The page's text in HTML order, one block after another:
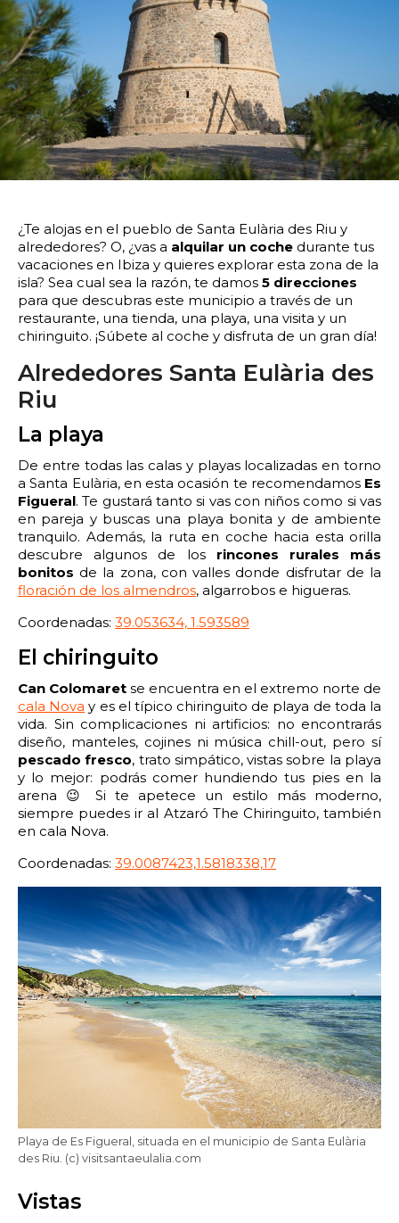
¿Te alojas en el pueblo de Santa Eulària des Riu y
alrededores? O, ¿vas a alquilar un coche durante tus
vacaciones en Ibiza y quieres explorar esta zona de la
isla? Sea cual sea la razón, te damos 5 direcciones
para que descubras este municipio a través de un
restaurante, una tienda, una playa, una visita y un
chiringuito. ¡Súbete al coche y disfruta de un gran día!
Alrededores Santa Eulària des
Riu
La playa
De entre todas las calas y playas localizadas en torno
a Santa Eulària, en esta ocasión te recomendamos Es
Figueral. Te gustará tanto si vas con niños como si vas
en pareja y buscas una playa bonita y de ambiente
tranquilo. Además, la ruta en coche hacia esta orilla
descubre algunos de los rincones rurales más
bonitos de la zona, con valles donde disfrutar de la
floración de los almendros, algarrobos e higueras.
Coordenadas: 39.053634, 1.593589
El chiringuito
Can Colomaret se encuentra en el extremo norte de
cala Nova y es el típico chiringuito de playa de toda la
vida. Sin complicaciones ni artificios: no encontrarás
diseño, manteles, cojines ni música chill-out, pero sí
pescado fresco, trato simpático, vistas sobre la playa
y lo mejor: podrás comer hundiendo tus pies en la
arena 😉 Si te apetece un estilo más moderno,
siempre puedes ir al Atzaró The Chiringuito, también
en cala Nova.
Coordenadas: 39.0087423,1.5818338,17
Playa de Es Figueral, situada en el municipio de Santa Eulària
des Riu. (c) visitsantaeulalia.com
Vistas
14:00 14:30 15:00
16:00 16:30 17:00
18:00 18:30 19:00 19:30
20:00 20:30 21:00 21:30
22:00 22:30 23:00 23:30
Fecha y hora devolución:
2:00
4:00
6:00 6:30 7:00 7:30
8:00 8:30 9:00 9:30
10:00 10:30 11:00 11:30
14:00 14:30
16:00 16:30 17:00 17:30
18:00 18:30 19:00 19:30
20:00 20:30 21:00 21:30
22:00 22:30 23:00 23:30
Reservar